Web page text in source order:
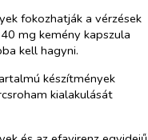
fokozhatják a vérzések
mg kemény kapszula
kell hagyni.
készítmények
kialakulását